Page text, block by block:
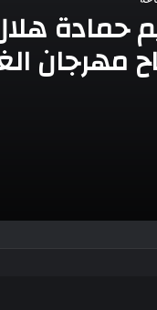
حمادة
مهرجان